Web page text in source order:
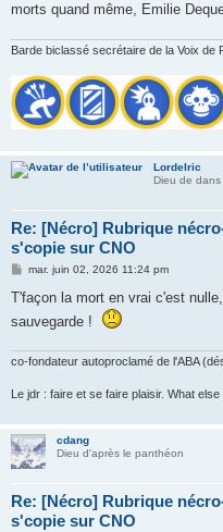
morts quand même, Emilie
Barde biclassé secrétaire de la Voix de
Lordelric
Dieu de
Re: [Nécro] Rubrique
s'copie sur CNO
M
s
a
mar. juin 02, 2026 11:24 pm
T'façon la mort en vrai c'est
sauvegarde !
co-fondateur autoproclamé de l'ABA
Le jdr : faire et se faire plaisir. What else
cdang
Dieu d'après le panthéon
Re: [Nécro] Rubrique
s'copie sur CNO